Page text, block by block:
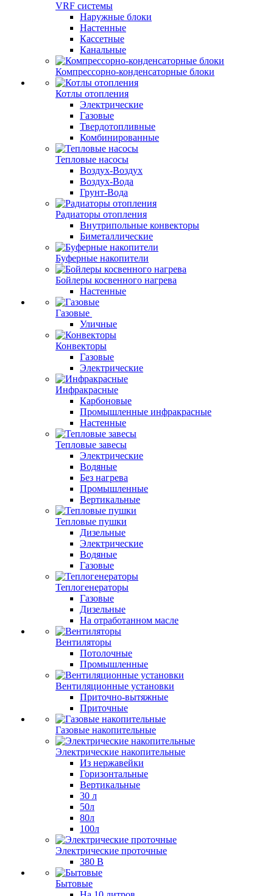
VRF системы
Наружные блоки
Настенные
Кассетные
Канальные
Компрессорно-конденсаторные блоки
Котлы отопления
Электрические
Газовые
Твердотопливные
Комбинированные
Тепловые насосы
Воздух-Воздух
Воздух-Вода
Грунт-Вода
Радиаторы отопления
Внутрипольные конвекторы
Биметаллические
Буферные накопители
Бойлеры косвенного нагрева
Настенные
Газовые
Уличные
Конвекторы
Газовые
Электрические
Инфракрасные
Карбоновые
Промышленные инфракрасные
Настенные
Тепловые завесы
Электрические
Водяные
Без нагрева
Промышленные
Вертикальные
Тепловые пушки
Дизельные
Электрические
Водяные
Газовые
Теплогенераторы
Газовые
Дизельные
На отработанном масле
Вентиляторы
Потолочные
Промышленные
Вентиляционные установки
Приточно-вытяжные
Приточные
Газовые накопительные
Электрические накопительные
Из нержавейки
Горизонтальные
Вертикальные
30 л
50л
80л
100л
Электрические проточные
380 В
Бытовые